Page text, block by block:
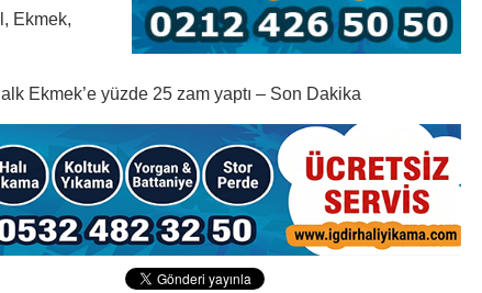
Ekmek,
Ekmek’e yüzde 25 zam yaptı – Son Dakika